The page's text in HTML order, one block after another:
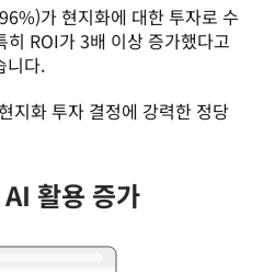
가 현지화에 대한 투자로 수
ROI가 3배 이상 증가했다고
니다.
지화 투자 결정에 강력한 정당
활용 증가